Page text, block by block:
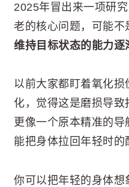
2025年冒出来一项研
老的核心问题，可能不
维持目标状态的能力逐
以前大家都盯着氧化
化，觉得这是磨损导
更像一个原本精准的
能把身体拉回年轻时的
你可以把年轻的身体想